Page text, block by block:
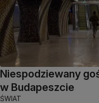
Niespodziewany
w Budapeszcie
ŚWIAT